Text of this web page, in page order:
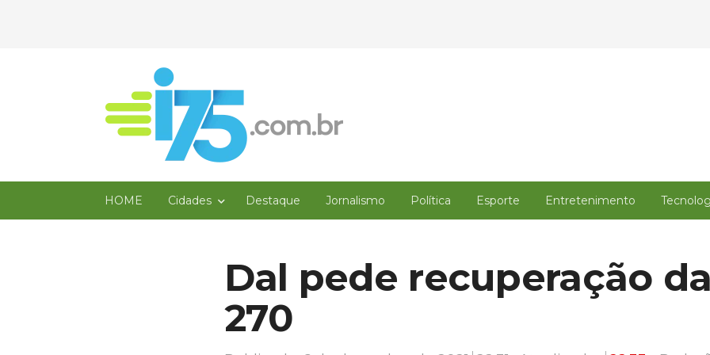
HOME Cidades Destaque Jornalismo Política Esporte Entretenimento
Dal pede recuperação
270